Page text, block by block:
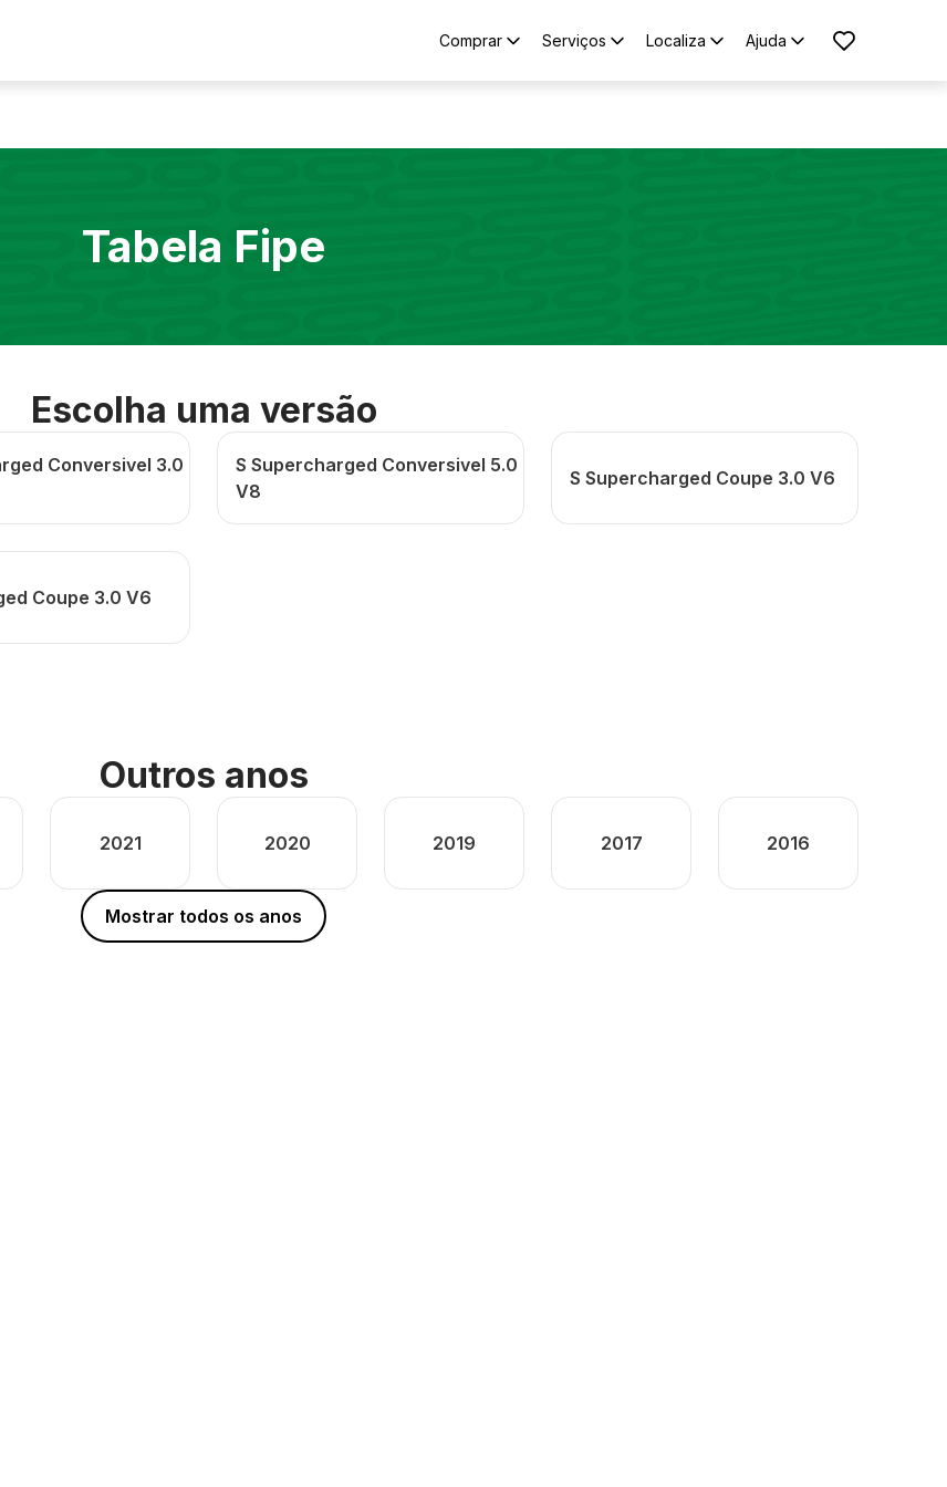
Comprar Serviços Localiza Ajuda
Tabela Fipe
Escolha uma versão
Conversivel 3.0
S Supercharged Conversivel 5.0
V8
S Supercharged Coupe 3.0 V6
Coupe 3.0 V6
Outros anos
2021 2020 2019 2017 2016
Mostrar todos os anos